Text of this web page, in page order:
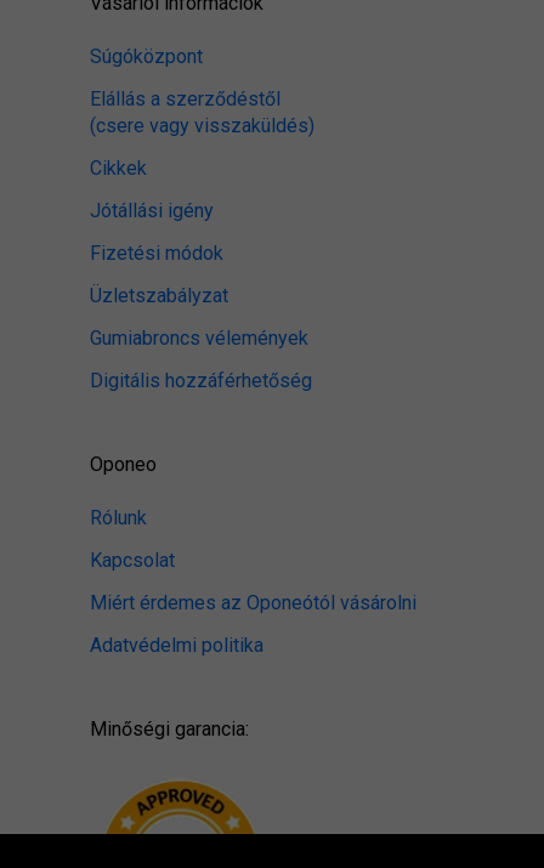
Súgóközpont
Elállás a szerződéstől
(csere vagy visszaküldés)
Cikkek
Jótállási igény
Fizetési módok
Üzletszabályzat
Gumiabroncs vélemények
Digitális hozzáférhetőség
Oponeo
Rólunk
Kapcsolat
Miért érdemes az Oponeótól vásárolni
Adatvédelmi politika
Minőségi garancia: